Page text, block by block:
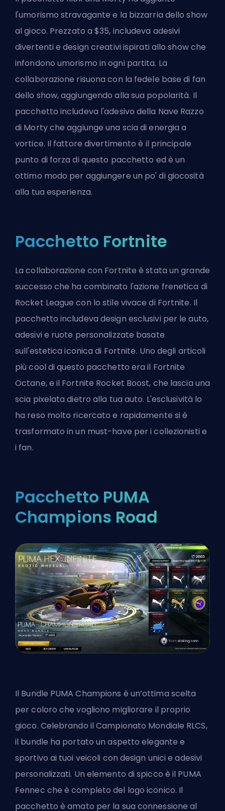
l'umorismo stravagante e la bizzarria dello show
al gioco. Prezzato a $35, includeva adesivi
divertenti e design creativi ispirati allo show che
infondono umorismo in ogni partita. La
collaborazione risuona con la fedele base di fan
dello show, aggiungendo alla sua popolarità. Il
pacchetto includeva l'adesivo della Nave Razzo
di Morty che aggiunge una scia di energia a
vortice. Il fattore divertimento è il principale
punto di forza di questo pacchetto ed è un
ottimo modo per aggiungere un po' di giocosità
alla tua esperienza.
Pacchetto Fortnite
La collaborazione con Fortnite è stata un grande
successo che ha combinato l'azione frenetica di
Rocket League con lo stile vivace di Fortnite. Il
pacchetto includeva design esclusivi per le auto,
adesivi e ruote personalizzate basate
sull'estetica iconica di Fortnite. Uno degli articoli
più cool di questo pacchetto era il Fortnite
Octane, e il Fortnite Rocket Boost, che lascia una
scia pixelata dietro alla tua auto. L'esclusività lo
ha reso molto ricercato e rapidamente si è
trasformato in un must-have per i collezionisti e
i fan.
Pacchetto PUMA
Champions Road
Il Bundle PUMA Champions è un’ottima scelta
per coloro che vogliono migliorare il proprio
gioco. Celebrando il Campionato Mondiale RLCS,
il bundle ha portato un aspetto elegante e
sportivo ai tuoi veicoli con design unici e adesivi
personalizzati. Un elemento di spicco è il PUMA
Fennec che è completo del logo iconico. Il
pacchetto è amato per la sua connessione al